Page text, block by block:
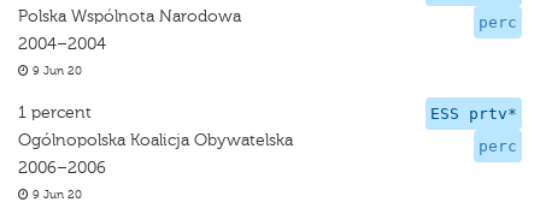
perc
Polska Wspólnota Narodowa
2004–2004
9 Jun 20
ESS prtv*
perc
1 percent
Ogólnopolska Koalicja Obywatelska
2006–2006
9 Jun 20